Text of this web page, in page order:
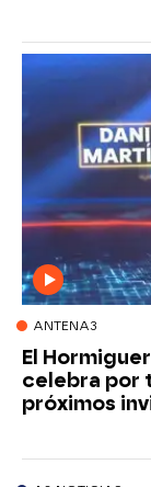
ANTENA3
El
celebra por
próximos